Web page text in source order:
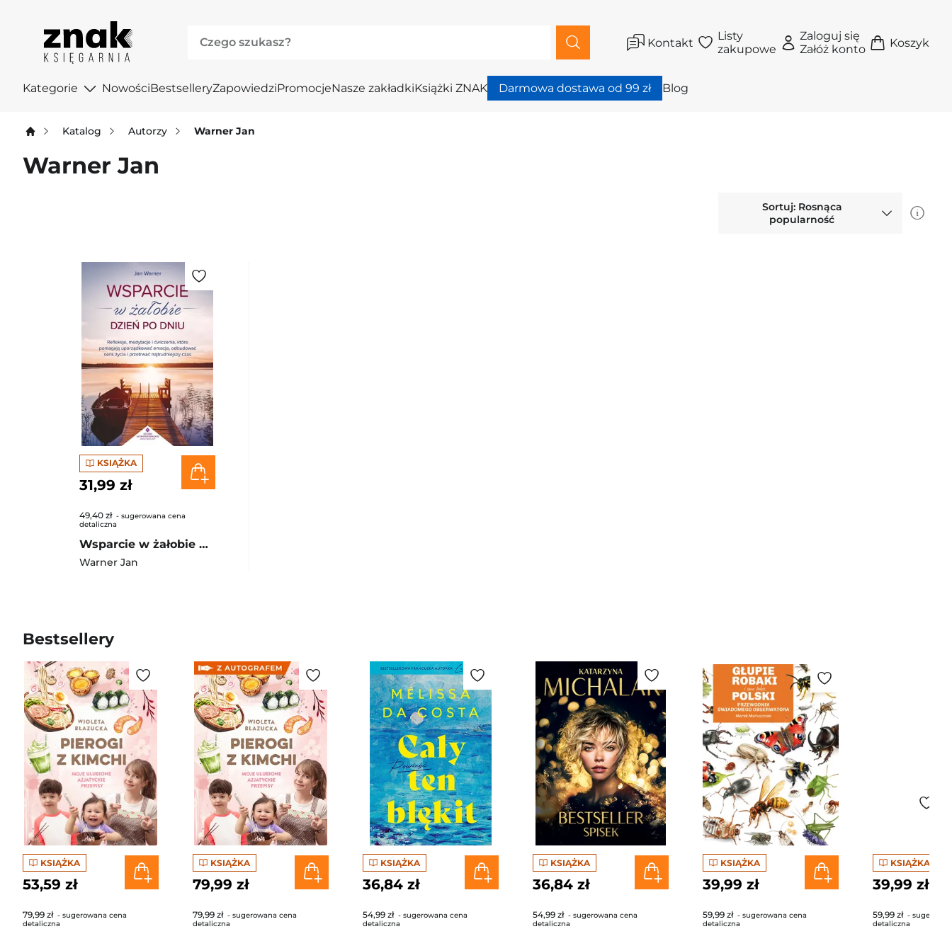
Kontakt
Listy
zakupowe
Zaloguj się
Załóż konto
Koszyk
Kategorie NowościBestselleryZapowiedziPromocjeNasze zakładkiKsiążki ZNAK Darmowa dostawa od 99 zł Blog
Katalog Autorzy Warner Jan
Warner Jan
Sortuj: Rosnąca
popularność
KSIĄŻKA
31,99 zł
49,40 zł - sugerowana cena
detaliczna
Wsparcie w żałobie dzień po dniu. Refleksje, medytacje i ćwiczenia, które pomagają uporządkować emocje, odbudować sens życia i przetrwać najtrudniejszy czas
Warner Jan
Bestsellery
KSIĄŻKA
53,59 zł
79,99 zł - sugerowana cena
detaliczna
KSIĄŻKA
79,99 zł
79,99 zł - sugerowana cena
detaliczna
KSIĄŻKA
36,84 zł
54,99 zł - sugerowana cena
detaliczna
KSIĄŻKA
36,84 zł
54,99 zł - sugerowana cena
detaliczna
KSIĄŻKA
39,99 zł
59,99 zł - sugerowana cena
detaliczna
KSIĄŻKA
39,99 zł
59,99 zł -
detaliczna